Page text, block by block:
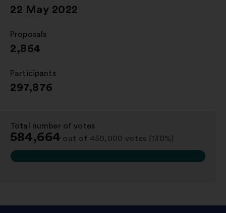
window
22 May 2022
Proposals
:
2,864
Participants
:
297,876
Total number of votes
584,664 out of 450,000 votes (130%)